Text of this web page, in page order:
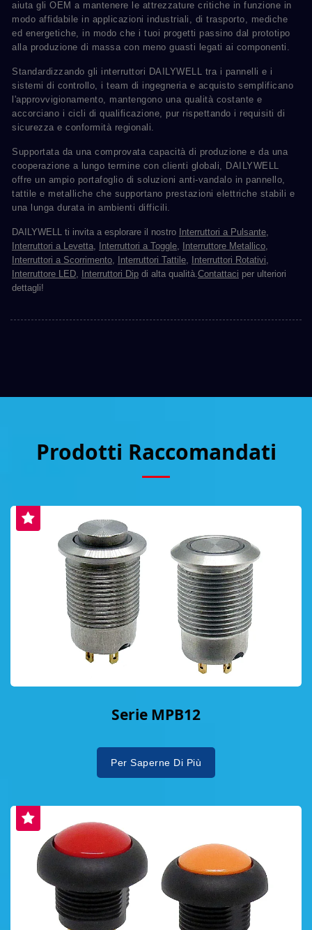
aiuta gli OEM a mantenere le attrezzature critiche in funzione in
modo affidabile in applicazioni industriali, di trasporto, mediche
ed energetiche, in modo che i tuoi progetti passino dal prototipo
alla produzione di massa con meno guasti legati ai componenti.
Standardizzando gli interruttori DAILYWELL tra i pannelli e i
sistemi di controllo, i team di ingegneria e acquisto semplificano
l'approvvigionamento, mantengono una qualità costante e
accorciano i cicli di qualificazione, pur rispettando i requisiti di
sicurezza e conformità regionali.
Supportata da una comprovata capacità di produzione e da una
cooperazione a lungo termine con clienti globali, DAILYWELL
offre un ampio portafoglio di soluzioni anti-vandalo in pannello,
tattile e metalliche che supportano prestazioni elettriche stabili e
una lunga durata in ambienti difficili.
DAILYWELL ti invita a esplorare il nostro Interruttori a Pulsante
Interruttori a Levetta Interruttori a Toggle Interruttore Metallico
Interruttori a Scorrimento Interruttori Tattile Interruttori Rotativi
Interruttore LED Interruttori Dip di alta qualità. Contattaci per ulteriori
dettagli!
Prodotti Raccomandati
Serie MPB12
Per Saperne Di Più